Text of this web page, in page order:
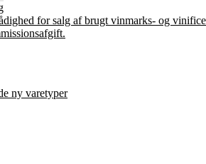
for salg af brugt vinmarks- og
ny varetyper